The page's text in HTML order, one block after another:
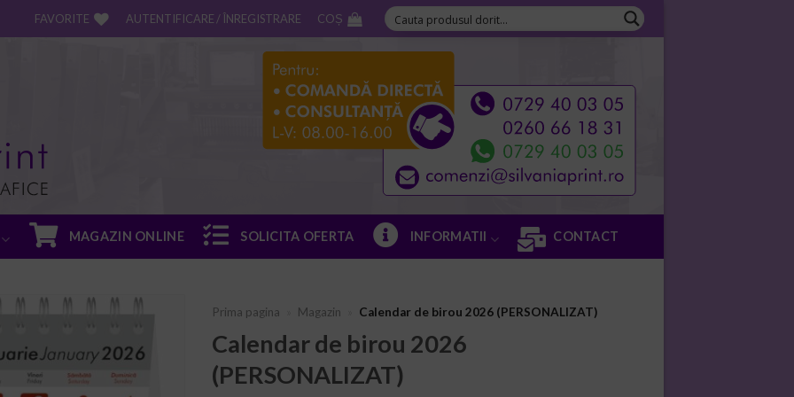
FAVORITE AUTENTIFICARE / ÎNREGISTRARE COȘ
MAGAZIN ONLINE SOLICITA OFERTA INFORMATII CONTACT
Prima pagina Magazin Calendar de birou 2026 (PERSONALIZAT)
Calendar de birou 2026
(PERSONALIZAT)